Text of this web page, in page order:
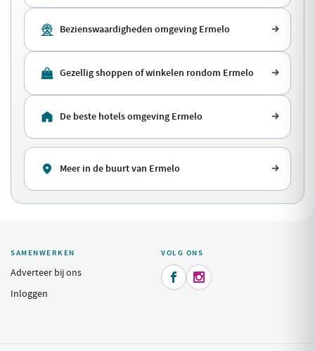
Bezienswaardigheden omgeving Ermelo
Gezellig shoppen of winkelen rondom Ermelo
De beste hotels omgeving Ermelo
Meer in de buurt van Ermelo
SAMENWERKEN
Adverteer bij ons
Inloggen
VOLG ONS
 